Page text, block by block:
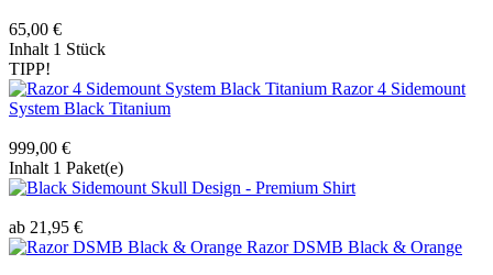
65,00 €
Inhalt 1 Stück
TIPP!
Razor 4 Sidemount
System Black Titanium
999,00 €
Inhalt 1 Paket(e)
Sidemount Skull Design - Premium Shirt
ab 21,95 €
Razor DSMB Black & Orange